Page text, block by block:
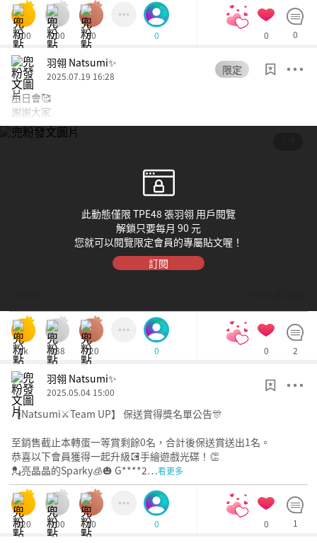
300 200 80 0 0 0
羽翎 Natsumi✨
2025.07.19 16:28
限定
生日會🥰
謝謝大家
此動態僅限 TPE48 張羽翎 用戶閱覽
解鎖只要每月 90 元
您就可以閱覽限定會員的專屬貼文喔！
訂閱
1k 888 720 0 0 2
羽翎 Natsumi✨
2025.05.04 15:00
【Natsumi⚔️Team UP】 保送賞得獎名單公告🎊
至銷售截止本轉蛋一等賞剩餘0名，合計後保送賞送出1名。
恭喜以下會員獲得一起升級💽手繪遊戲光碟！👏
💂亮晶晶的Sparky🧊🎃 G****2…看更多
520 100 10 0 0 1